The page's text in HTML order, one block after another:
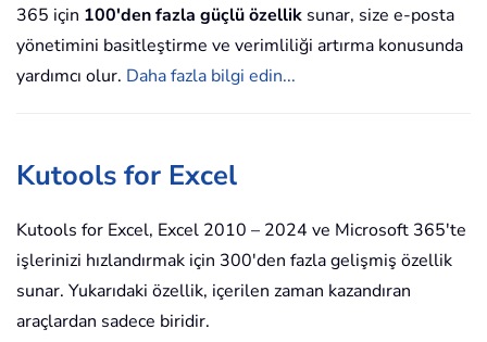
365 için 100'den fazla güçlü özellik sunar, size e-posta
yönetimini basitleştirme ve verimliliği artırma konusunda
yardımcı olur. Daha fazla bilgi edin...
Kutools for Excel
Kutools for Excel, Excel 2010 – 2024 ve Microsoft 365'te
işlerinizi hızlandırmak için 300'den fazla gelişmiş özellik
sunar. Yukarıdaki özellik, içerilen zaman kazandıran
araçlardan sadece biridir.